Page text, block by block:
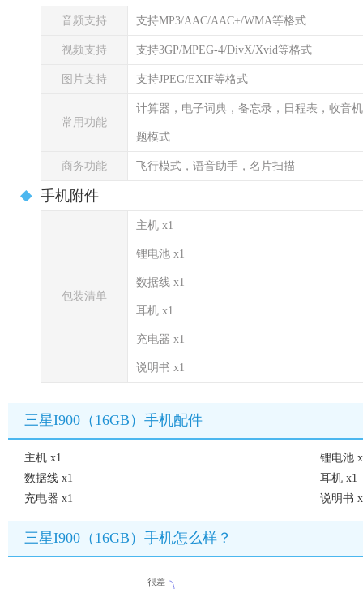
音频支持 支持MP3/AAC/AAC+/WMA等格式
视频支持 支持3GP/MPEG-4/DivX/Xvid等格式
图片支持 支持JPEG/EXIF等格式
常用功能
计算器，电子词典，备忘录，日程表，收音
题模式
商务功能 飞行模式，语音助手，名片扫描
手机附件
包装清单
主机 x1
锂电池 x1
数据线 x1
耳机 x1
充电器 x1
说明书 x1
三星I900（16GB）手机配件
主机 x1
锂电池
数据线 x1
耳机 x1
充电器 x1
说明书
三星I900（16GB）手机怎么样？
很差